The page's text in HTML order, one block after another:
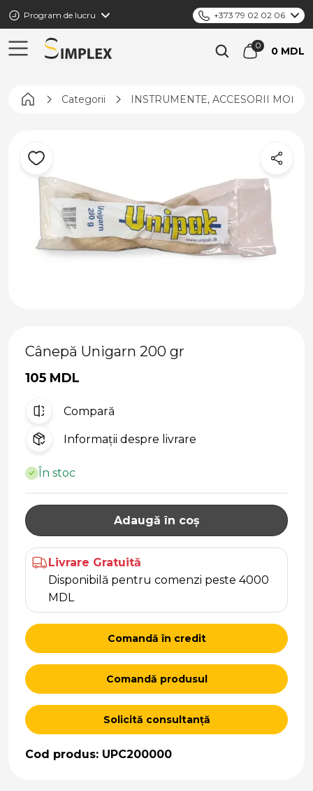
Program de lucru +373 79 02 02 06
0 MDL
Pagina principală
Categorii INSTRUMENTE, ACCESORII
Cânepă Unigarn 200 gr
105 MDL
Compară
Informații despre livrare
În stoc
Adaugă în coș
Livrare Gratuită
Disponibilă pentru comenzi peste 4000
MDL
Comandă în credit
Comandă produsul
Solicită consultanță
Cod produs: UPC200000